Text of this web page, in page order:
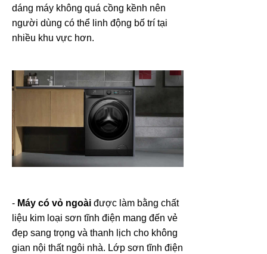
dáng máy không quá cồng kềnh nên
người dùng có thể linh động bố trí tại
nhiều khu vực hơn.
- Máy có vỏ ngoài được làm bằng chất
liệu kim loại sơn tĩnh điện mang đến vẻ
đẹp sang trọng và thanh lịch cho không
gian nội thất ngôi nhà. Lớp sơn tĩnh điện